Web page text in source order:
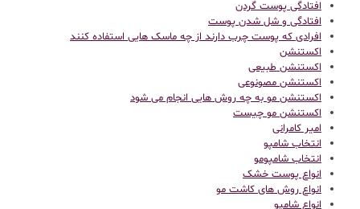
افتادگی پوست گردن
افتادگی و شل شدن پوست
افرادی که پوست چرب دارند از چه ماسک هایی استفاده کنند
اکستنشن
اکستنشن طبیعی
اکستنشن مصونوعی
اکستنشن مو به چه روش هایی انجام می شود
اکستنشن مو چیست
امیر کامرانی
انتخاب شامپو
انتخاب شامپومو
انواع پوست خشک
انواع روش های کاشت مو
انواع شامپو